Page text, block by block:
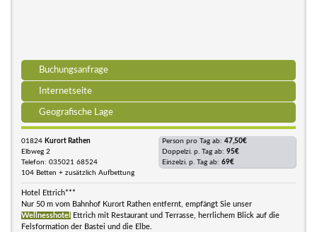
Buchungsanfrage
Internetseite
Geografische Lage
01824 Kurort Rathen
Elbweg 2
Telefon: 035021 68524
104 Betten + zusätzlich Aufbettung
Person pro Tag ab: 47,50€
Doppelzi. p. Tag ab: 95€
Einzelzi. p. Tag ab: 69€
Hotel Ettrich***
Nur 50 m vom Bahnhof Kurort Rathen entfernt, empfängt Sie unser
Wellnesshotel
Ettrich mit Restaurant und Terrasse, herrlichem Blick auf die
Felsformation der Bastei und die Elbe.